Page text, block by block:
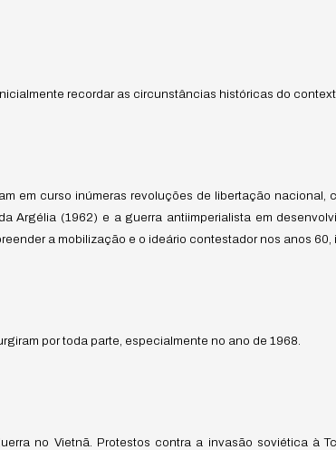
recordar as circunstâncias históricas do
em curso inúmeras revoluções de libertação nacional,
Argélia (1962) e a guerra antiimperialista em
a mobilização e o ideário contestador nos anos 60,
por toda parte, especialmente no ano de 1968.
no Vietnã. Protestos contra a invasão soviética à